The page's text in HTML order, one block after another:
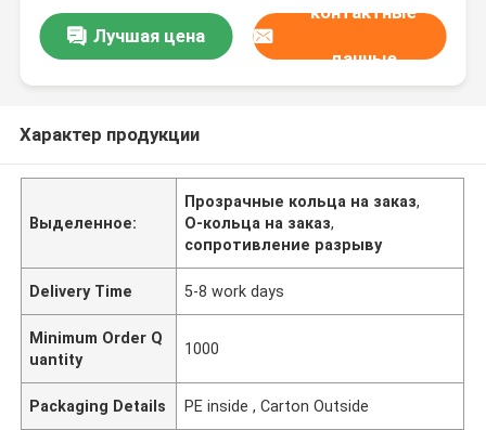
Лучшая цена
контактные
данные
Характер продукции
Выделенное:
Прозрачные кольца на заказ,
О-кольца на заказ,
сопротивление разрыву
Delivery Time 5-8 work days
Minimum Order Q
uantity
1000
Packaging Details PE inside , Carton Outside